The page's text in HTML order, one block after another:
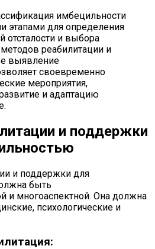
имбецильности
этапами для определения
отсталости и выбора
реабилитации и
выявление
своевременно
мероприятия,
и адаптацию
и поддержки
и поддержки для
быть
и многоаспектной. Она должна
психологические и